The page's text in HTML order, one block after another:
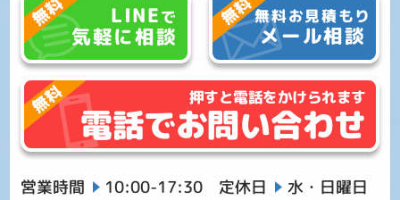
LINEで
気軽に相談
無料お見積もり
メール相談
押すと電話をかけられます
電話でお問い合わせ
営業時間 10:00-17:30 定休日 水・日曜日